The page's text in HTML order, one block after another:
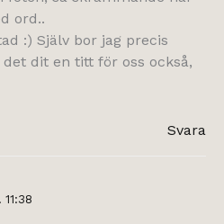
ord..
:) Själv bor jag precis
dit en titt för oss också,
Svara